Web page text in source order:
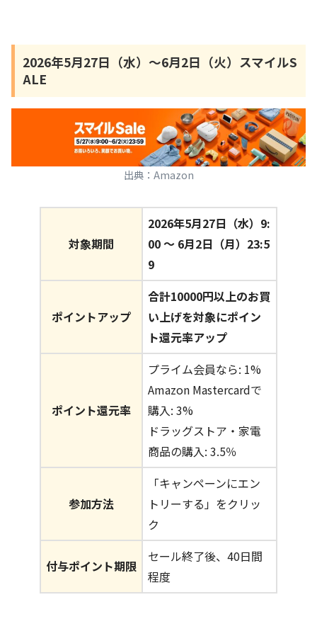
2026年5月27日（水）〜6月2日（火）スマイルS
ALE
出典：Amazon
対象期間
2026年5月27日（水）9:
00 〜 6月2日（月）23:5
9
ポイントアップ
合計10000円以上のお買
い上げを対象にポイン
ト還元率アップ
ポイント還元率
プライム会員なら: 1%
Amazon Mastercardで
購入: 3%
ドラッグストア・家電
商品の購入: 3.5％
参加方法
「キャンペーンにエン
トリーする」をクリッ
ク
付与ポイント期限
セール終了後、40日間
程度